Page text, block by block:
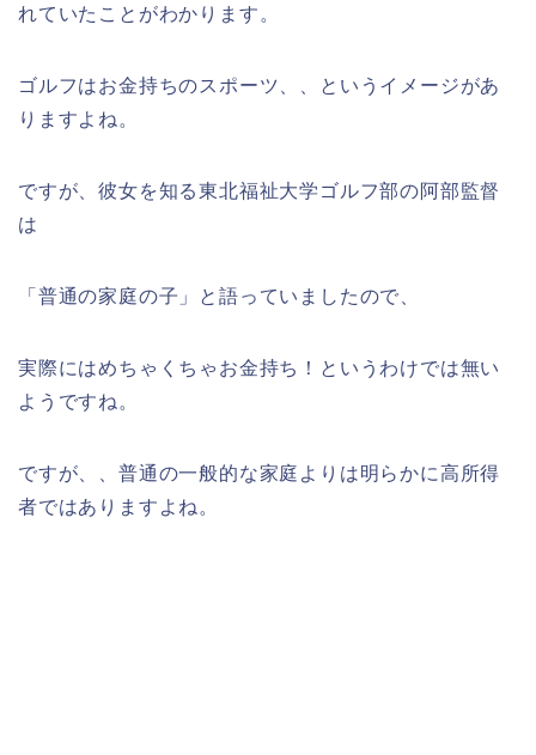
れていたことがわかります。
ゴルフはお金持ちのスポーツ、、というイメージがあ
りますよね。
ですが、彼女を知る東北福祉大学ゴルフ部の阿部監督
は
「普通の家庭の子」と語っていましたので、
実際にはめちゃくちゃお金持ち！というわけでは無い
ようですね。
ですが、、普通の一般的な家庭よりは明らかに高所得
者ではありますよね。